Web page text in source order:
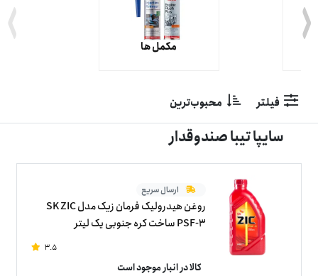
مکمل ها
فیلتر محبوب‌ترین
سایپا تیبا صندوقدار
ارسال سریع
روغن هیدرولیک فرمان زیک مدل SK ZIC
PSF-3 ساخت کره جنوبی یک لیتر
3.5
کالا در انبار موجود است